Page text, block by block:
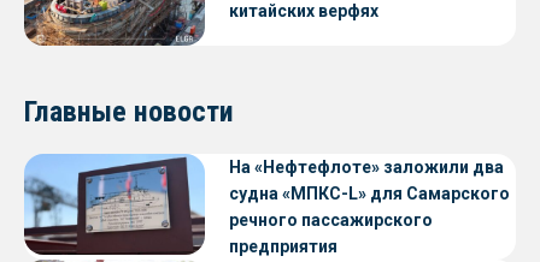
китайских верфях
Главные новости
На «Нефтефлоте» заложили два
судна «МПКС-L» для Самарского
речного пассажирского
предприятия